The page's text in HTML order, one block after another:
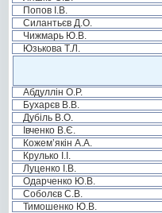
Попов І.В.
Силантьєв Д.О.
Чижмарь Ю.В.
Юзькова Т.Л.
Абдуллін О.Р.
Бухарєв В.В.
Дубіль В.О.
Івченко В.Є.
Кожем’якін А.А.
Крулько І.І.
Луценко І.В.
Одарченко Ю.В.
Соболєв С.В.
Тимошенко Ю.В.